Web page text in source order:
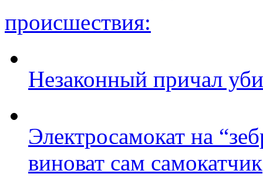
происшествия:
Незаконный причал
Электросамокат на
виноват сам самокатчик